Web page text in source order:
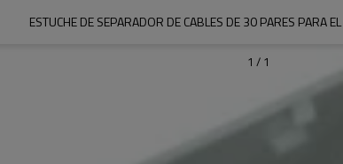
ESTUCHE DE SEPARADOR DE CABLES DE 30 PARES PARA
1 / 1